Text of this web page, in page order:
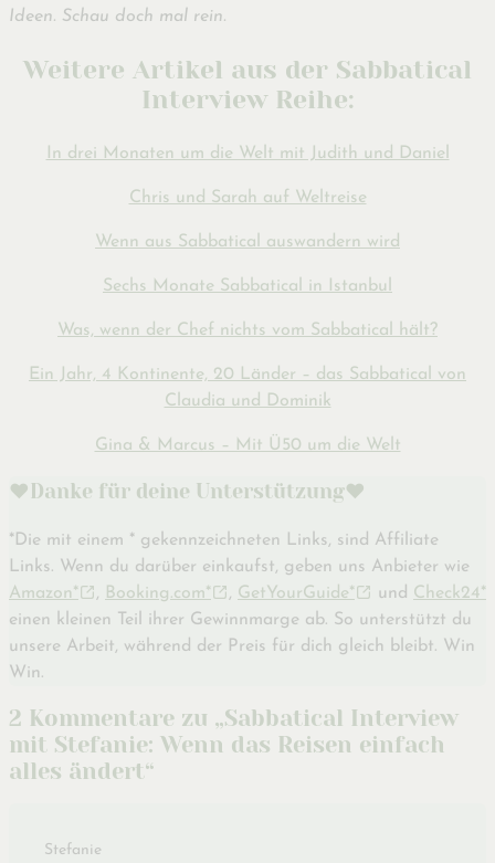
Ideen. Schau doch mal rein.
Weitere Artikel aus der Sabbatical
Interview Reihe:
In drei Monaten um die Welt mit Judith und Daniel
Chris und Sarah auf Weltreise
Wenn aus Sabbatical auswandern wird
Sechs Monate Sabbatical in Istanbul
Was, wenn der Chef nichts vom Sabbatical hält?
Ein Jahr, 4 Kontinente, 20 Länder – das Sabbatical von
Claudia und Dominik
Gina & Marcus – Mit Ü50 um die Welt
♥️Danke für deine Unterstützung♥️
*Die mit einem * gekennzeichneten Links, sind Affiliate
Links. Wenn du darüber einkaufst, geben uns Anbieter wie
Amazon*
, Booking.com* , GetYourGuide* und Check24*
einen kleinen Teil ihrer Gewinnmarge ab. So unterstützt du
unsere Arbeit, während der Preis für dich gleich bleibt. Win
Win.
2 Kommentare zu „Sabbatical Interview
mit Stefanie: Wenn das Reisen einfach
alles ändert“
Stefanie